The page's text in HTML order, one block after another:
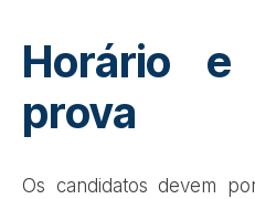
Horário
prova
Os candidatos devem